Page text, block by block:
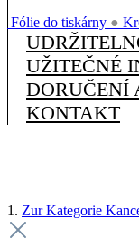
Fólie do tiskárny ●
UŽITEČNÉ
DORUČENÍ
KONTAKT
1. Zur Kategorie